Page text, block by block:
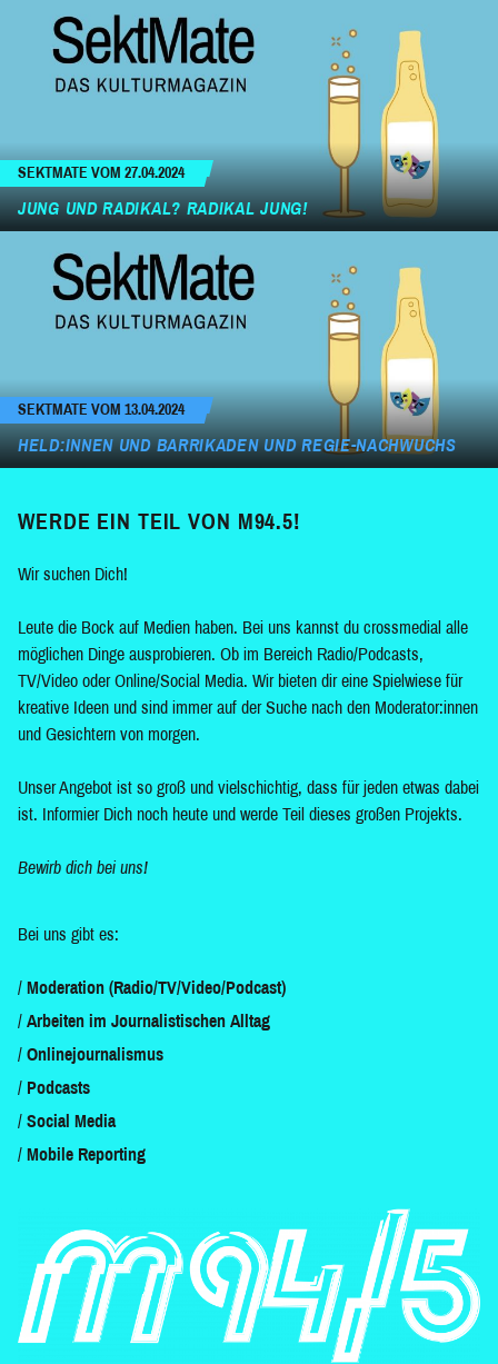
SEKTMATE VOM 27.04.2024
JUNG UND RADIKAL? RADIKAL JUNG!
SEKTMATE VOM 13.04.2024
HELD:INNEN UND BARRIKADEN UND REGIE-NACHWUCHS
WERDE EIN TEIL VON M94.5!
Wir suchen Dich!
Leute die Bock auf Medien haben. Bei uns kannst du crossmedial alle
möglichen Dinge ausprobieren. Ob im Bereich Radio/Podcasts,
TV/Video oder Online/Social Media. Wir bieten dir eine Spielwiese für
kreative Ideen und sind immer auf der Suche nach den Moderator:innen
und Gesichtern von morgen.
Unser Angebot ist so groß und vielschichtig, dass für jeden etwas dabei
ist. Informier Dich noch heute und werde Teil dieses großen Projekts.
Bewirb dich bei uns!
Bei uns gibt es:
Moderation (Radio/TV/Video/Podcast)
Arbeiten im Journalistischen Alltag
Onlinejournalismus
Podcasts
Social Media
Mobile Reporting